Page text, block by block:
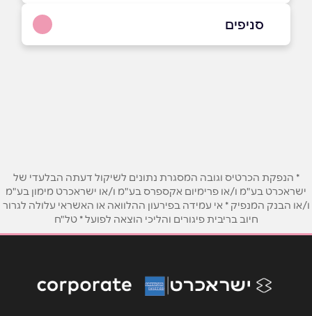
נושא
אנא חזרו אלי בקשר ל...
סניפים
* הנפקת הכרטיס וגובה המסגרת נתונים לשיקול דעתה הבלעדי של
ישראכרט בע"מ ו/או פרימיום אקספרס בע"מ ו/או ישראכרט מימון בע"מ
ו/או הבנק המנפיק * אי עמידה בפירעון ההלוואה או האשראי עלולה לגרור
חיוב בריבית פיגורים והליכי הוצאה לפועל * טל"ח